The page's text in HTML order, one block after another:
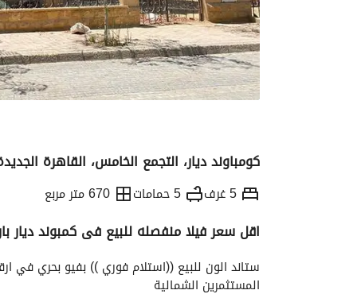
كومباوند ديار، التجمع الخامس، القاهرة
5 غرف 5 حمامات 670 متر مربع
الاتجاهات والمؤشرات
اقل سعر فيلا منفصله للبيع فى كمبوند ديار
المستثمرين الشمالية